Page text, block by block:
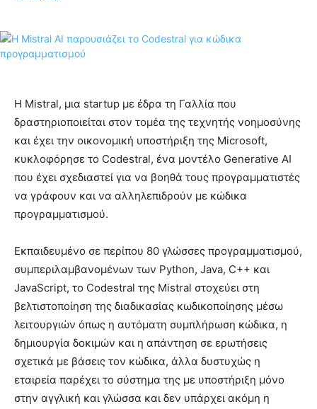
Η Mistral, μια startup με έδρα τη Γαλλία που
δραστηριοποιείται στον τομέα της τεχνητής νοημοσύνης
και έχει την οικονομική υποστήριξη της Microsoft,
κυκλοφόρησε το Codestral, ένα μοντέλο Generative AI
που έχει σχεδιαστεί για να βοηθά τους προγραμματιστές
να γράφουν και να αλληλεπιδρούν με κώδικα
προγραμματισμού.
Εκπαιδευμένο σε περίπου 80 γλώσσες προγραμματισμού,
συμπεριλαμβανομένων των Python, Java, C++ και
JavaScript, το Codestral της Mistral στοχεύει στη
βελτιστοποίηση της διαδικασίας κωδικοποίησης μέσω
λειτουργιών όπως η αυτόματη συμπλήρωση κώδικα, η
δημιουργία δοκιμών και η απάντηση σε ερωτήσεις
σχετικά με βάσεις τον κώδικα, άλλα δυστυχώς η
εταιρεία παρέχει το σύστημα της με υποστήριξη μόνο
στην αγγλική και γλώσσα και δεν υπάρχει ακόμη η